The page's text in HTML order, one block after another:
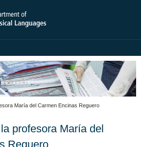
María del Carmen Encinas Reguero
profesora María del
Reguero